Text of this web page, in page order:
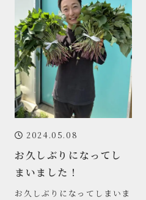
2024.05.08
お久しぶりになってし
まいました！
お久しぶりになってしまいま